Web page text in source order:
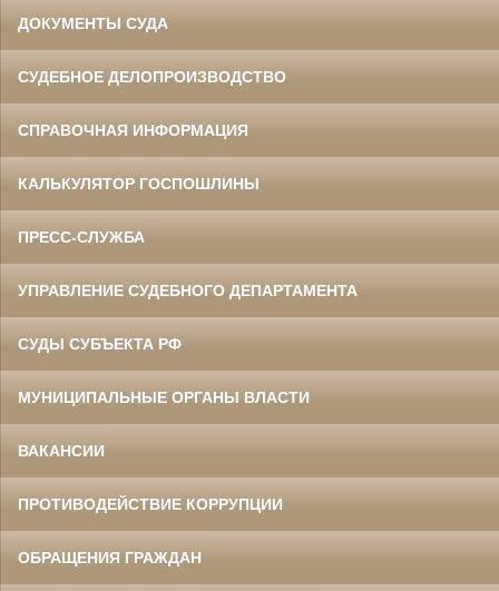
ДОКУМЕНТЫ СУДА
СУДЕБНОЕ ДЕЛОПРОИЗВОДСТВО
СПРАВОЧНАЯ ИНФОРМАЦИЯ
КАЛЬКУЛЯТОР ГОСПОШЛИНЫ
ПРЕСС-СЛУЖБА
УПРАВЛЕНИЕ СУДЕБНОГО ДЕПАРТАМЕНТА
СУДЫ СУБЪЕКТА РФ
МУНИЦИПАЛЬНЫЕ ОРГАНЫ ВЛАСТИ
ВАКАНСИИ
ПРОТИВОДЕЙСТВИЕ КОРРУПЦИИ
ОБРАЩЕНИЯ ГРАЖДАН